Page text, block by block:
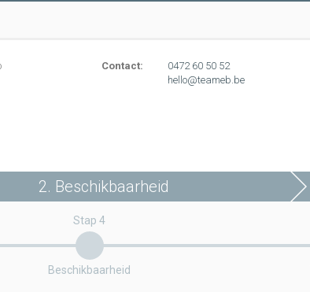
Contact:
0472 60 50 52
hello@teameb.be
2. Beschikbaarheid
Stap 4
Beschikbaarheid